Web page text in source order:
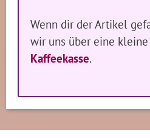
Wenn dir der Artikel
wir uns über eine
Kaffeekasse.